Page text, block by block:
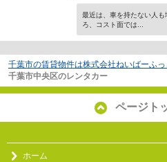
最近は、車を持たない人
ろ、コスト面では...
千葉市の賃貸物件は株式会社ねいばーふ
千葉市中央区のレンタカー
ページト
ホーム